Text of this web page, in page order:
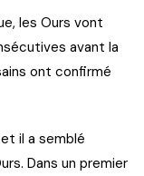
les Ours vont
avant la
ont confirmé
il a semblé
Dans un premier